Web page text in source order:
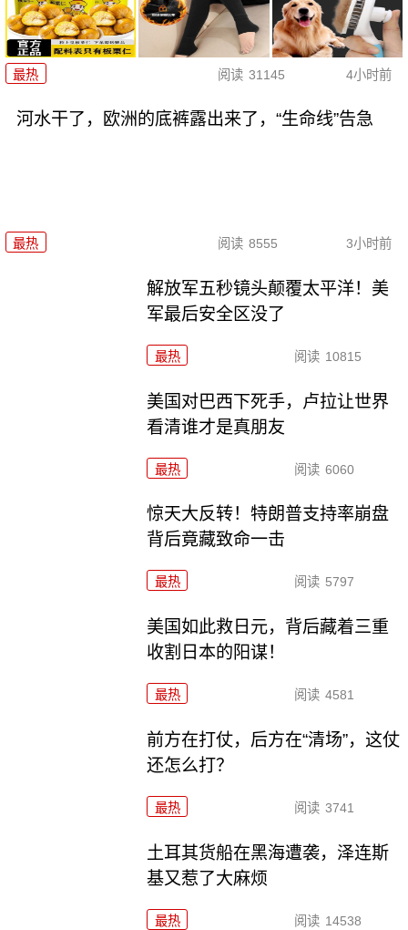
最热 阅读 31145 4小时前
河水干了，欧洲的底裤露出来了，“生命线”告急
最热 阅读 8555 3小时前
解放军五秒镜头颠覆太平洋！美
军最后安全区没了
最热 阅读 10815
美国对巴西下死手，卢拉让世界
看清谁才是真朋友
最热 阅读 6060
惊天大反转！特朗普支持率崩盘
背后竟藏致命一击
最热 阅读 5797
美国如此救日元，背后藏着三重
收割日本的阳谋！
最热 阅读 4581
前方在打仗，后方在“清场”，这仗
还怎么打？
最热 阅读 3741
土耳其货船在黑海遭袭，泽连斯
基又惹了大麻烦
最热 阅读 14538